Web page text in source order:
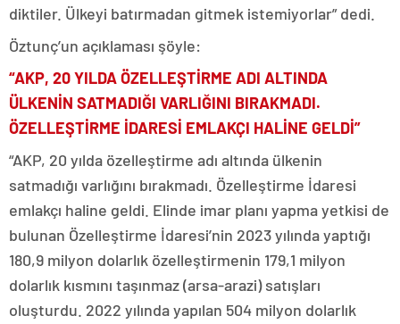
diktiler. Ülkeyi batırmadan gitmek istemiyorlar” dedi.
Öztunç’un açıklaması şöyle:
“AKP, 20 YILDA ÖZELLEŞTİRME ADI ALTINDA
ÜLKENİN SATMADIĞI VARLIĞINI BIRAKMADI.
ÖZELLEŞTİRME İDARESİ EMLAKÇI HALİNE GELDİ”
“AKP, 20 yılda özelleştirme adı altında ülkenin
satmadığı varlığını bırakmadı. Özelleştirme İdaresi
emlakçı haline geldi. Elinde imar planı yapma yetkisi de
bulunan Özelleştirme İdaresi’nin 2023 yılında yaptığı
180,9 milyon dolarlık özelleştirmenin 179,1 milyon
dolarlık kısmını taşınmaz (arsa-arazi) satışları
oluşturdu. 2022 yılında yapılan 504 milyon dolarlık